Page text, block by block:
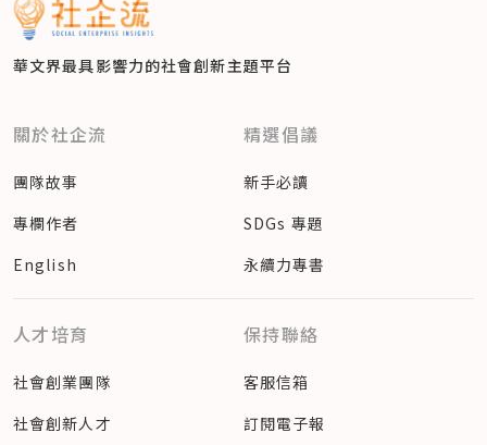
華文界最具影響力的社會創新主題平台
關於社企流
團隊故事
專欄作者
English
精選倡議
新手必讀
SDGs 專題
永續力專書
人才培育
社會創業團隊
社會創新人才
保持聯絡
客服信箱
訂閱電子報